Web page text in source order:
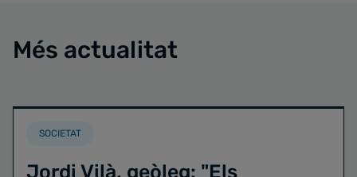
Més actualitat
SOCIETAT
Jordi Vilà, geòleg: "Els